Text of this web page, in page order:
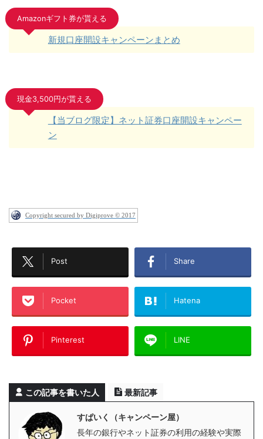
Amazonギフト券が貰える
新規口座開設キャンペーンまとめ
現金3,500円が貰える
【当ブログ限定】ネット証券口座開設キャンペー
ン
Copyright secured by Digiprove © 2017
Post Share
Pocket Hatena
Pinterest LINE
この記事を書いた人 最新記事
すぱいく（キャンペーン屋）
長年の銀行やネット証券の利用の経験や実際